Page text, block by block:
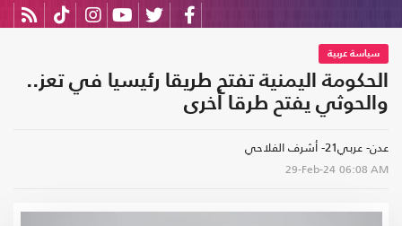
سياسة عربية
الحكومة اليمنية تفتح طريقا رئيسيا في تعز..
والحوثي يفتح طرقا أخرى
عدن- عربي21- أشرف الفلاحي
29-Feb-24 06:08 AM